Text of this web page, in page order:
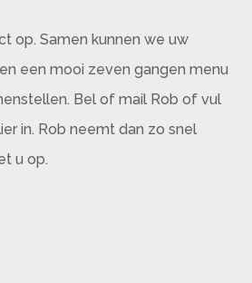
op. Samen kunnen we uw
een mooi zeven gangen menu
Bel of mail Rob of vul
in. Rob neemt dan zo snel
u op.